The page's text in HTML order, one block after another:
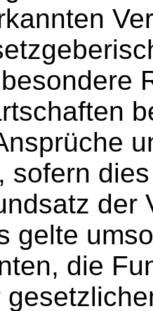
sofern
der
gelte
die